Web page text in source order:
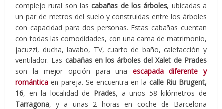
complejo rural son lascabañas de los árboles, ubicadas a
un par de metros del suelo y construidas entre los árboles
con capacidad para dos personas. Estas cabañas cuentan
con todas las comodidades, con una cama de matrimonio,
jacuzzi, ducha, lavabo, TV, cuarto de baño, calefacción y
ventilador. Las cabañas en los árboles del Xalet de Prades
son la mejor opción para una escapada diferente y
romántica en pareja. Se encuentra en lacalle Riu Brugent,
16, en la localidad de Prades, a unos 58 kilómetros de
Tarragona, y a unas 2 horas en coche de Barcelona